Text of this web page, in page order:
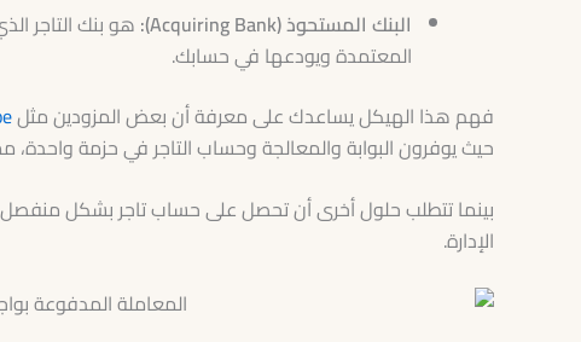
البنك المستحوذ (Acquiring Bank):
هو بنك التاجر
المعتمدة ويودعها في حسابك.
فهم هذا الهيكل يساعدك على معرفة أن بعض المزودين مثل
حيث يوفرون البوابة والمعالجة وحساب التاجر في حزمة واحدة،
بينما تتطلب حلول أخرى أن تحصل على حساب تاجر بشكل
الإدارة.